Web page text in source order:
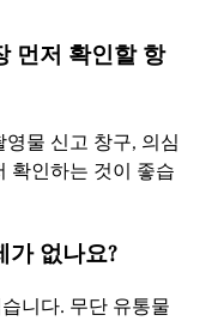
먼저 확인할 항
물 신고 창구, 의심
확인하는 것이 좋습
가 없나요?
니다. 무단 유통물